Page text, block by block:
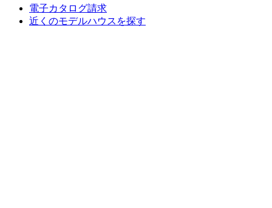
電子カタログ請求
近くのモデルハウスを探す